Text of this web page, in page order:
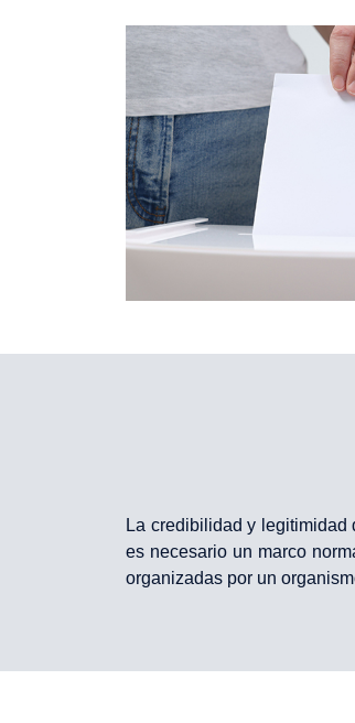
La credibilidad y
es necesario un marco
organizadas por un